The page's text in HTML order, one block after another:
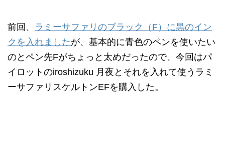
前回、 ラミーサファリのブラック（F）に黒のイン
クを入れましたが、基本的に青色のペンを使いたい
のとペン先Fがちょっと太めだったので、今回はパ
イロットのiroshizuku 月夜とそれを入れて使うラミ
ーサファリスケルトンEFを購入した。